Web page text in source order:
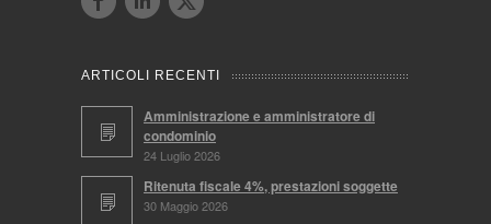
ARTICOLI RECENTI
Amministrazione e amministratore di
condominio
24 Luglio 2026
Ritenuta fiscale 4%, prestazioni soggette
30 Maggio 2026